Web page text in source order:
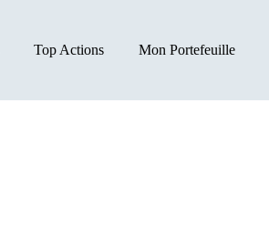
Top Actions Mon Portefeuille